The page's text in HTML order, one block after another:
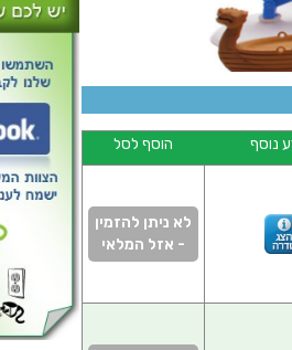
GASKETS
נוסף הוסף לסל
לא ניתן להזמין
- אזל המלאי